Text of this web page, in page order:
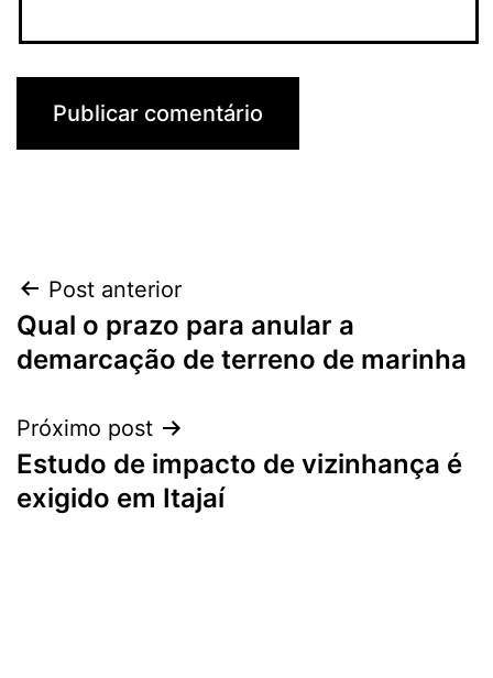
Navegação
de
Post anterior
Qual o prazo para anular a
demarcação de terreno de marinha
Próximo post
Estudo de impacto de vizinhança é
exigido em Itajaí